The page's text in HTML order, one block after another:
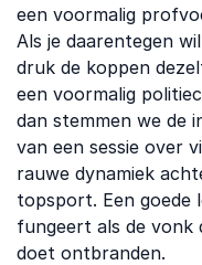
een voormalig
Als je daarentegen
druk de koppen
een voormalig
dan stemmen we de
van een sessie over
rauwe dynamiek
topsport. Een goede
fungeert als de vonk
doet ontbranden.